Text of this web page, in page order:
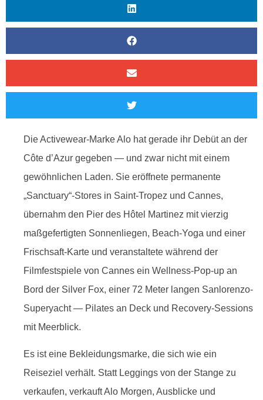
Die Activewear-Marke Alo hat gerade ihr Debüt an der
Côte d’Azur gegeben — und zwar nicht mit einem
gewöhnlichen Laden. Sie eröffnete permanente
„Sanctuary“-Stores in Saint-Tropez und Cannes,
übernahm den Pier des Hôtel Martinez mit vierzig
maßgefertigten Sonnenliegen, Beach-Yoga und einer
Frischsaft-Karte und veranstaltete während der
Filmfestspiele von Cannes ein Wellness-Pop-up an
Bord der Silver Fox, einer 72 Meter langen Sanlorenzo-
Superyacht — Pilates an Deck und Recovery-Sessions
mit Meerblick.
Es ist eine Bekleidungsmarke, die sich wie ein
Reiseziel verhält. Statt Leggings von der Stange zu
verkaufen, verkauft Alo Morgen, Ausblicke und